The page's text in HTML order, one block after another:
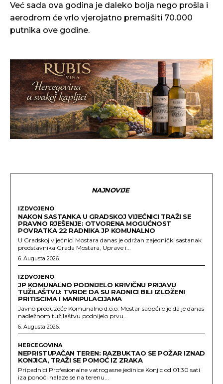
Već sada ova godina je daleko bolja nego prošla i
aerodrom će vrlo vjerojatno premašiti 70.000
putnika ove godine.
NAJNOVIJE
IZDVOJENO
NAKON SASTANKA U GRADSKOJ VIJEĆNICI TRAŽI SE
PRAVNO RJEŠENJE: OTVORENA MOGUĆNOST
POVRATKA 22 RADNIKA JP KOMUNALNO
U Gradskoj vijećnici Mostara danas je održan zajednički sastanak
predstavnika Grada Mostara, Uprave i...
6. Augusta 2026.
IZDVOJENO
JP KOMUNALNO PODNIJELO KRIVIČNU PRIJAVU
TUŽILAŠTVU: TVRDE DA SU RADNICI BILI IZLOŽENI
PRITISCIMA I MANIPULACIJAMA
Javno preduzeće Komunalno d.o.o. Mostar saopćilo je da je danas
nadležnom tužilaštvu podnijelo prvu...
6. Augusta 2026.
HERCEGOVINA
NEPRISTUPAČAN TEREN: RAZBUKTAO SE POŽAR IZNAD
KONJICA, TRAŽI SE POMOĆ IZ ZRAKA
Pripadnici Profesionalne vatrogasne jedinice Konjic od 01:30 sati
iza ponoći nalaze se na terenu...